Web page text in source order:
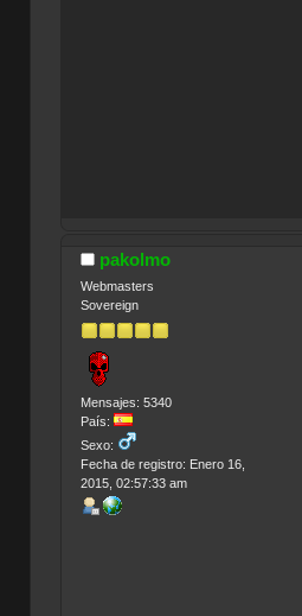
pakolmo
Webmasters
Sovereign
Mensajes: 5340
País:
Sexo:
Fecha de registro: Enero 16,
2015, 02:57:33 am